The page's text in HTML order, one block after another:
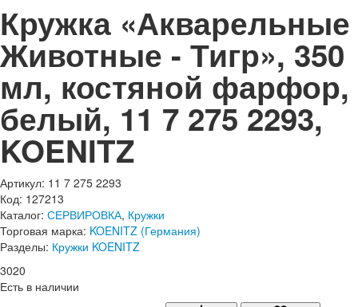
Кружка «Акварельные
Животные - Тигр», 350
мл, костяной фарфор,
белый, 11 7 275 2293,
KOENITZ
Артикул: 11 7 275 2293
Код: 127213
Каталог: СЕРВИРОВКА, Кружки
Торговая марка: KOENITZ (Германия)
Разделы: Кружки KOENITZ
3020
Есть в наличии